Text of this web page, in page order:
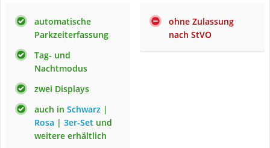
automatische
Parkzeiterfassung
Tag- und
Nachtmodus
zwei Displays
auch in Schwarz |
Rosa | 3er-Set und
weitere erhältlich
ohne Zulassung
nach StVO